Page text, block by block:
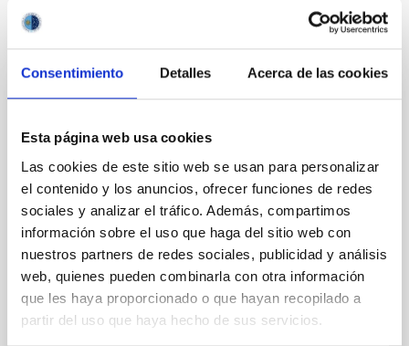
Consentimiento Detalles Acerca de las cookies
Esta página web usa cookies
Las cookies de este sitio web se usan para personalizar
el contenido y los anuncios, ofrecer funciones de redes
sociales y analizar el tráfico. Además, compartimos
información sobre el uso que haga del sitio web con
nuestros partners de redes sociales, publicidad y análisis
web, quienes pueden combinarla con otra información
que les haya proporcionado o que hayan recopilado a
partir del uso que haya hecho de sus servicios.
Te puede interesar
Magnetic Field Alignment with Dense
Cores in the Transition between Cloud and
Core Scales
In a magnetically dominated model of star formation,
we expect to see alignments between the magnetic
field orientation of star-forming dense cores and the
cloud-scale magnetic field. A. Pandhi et al. showed
instead, however, that the orientation of cores and
their angular momentum vectors appear random